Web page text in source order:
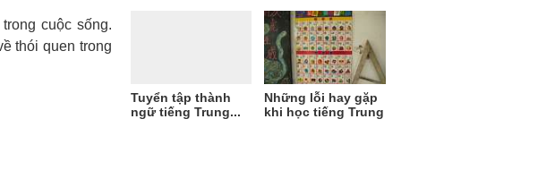
cuộc sống.
thói quen trong
Tuyển tập thành
ngữ tiếng Trung...
Những lỗi hay gặp
khi học tiếng Trung